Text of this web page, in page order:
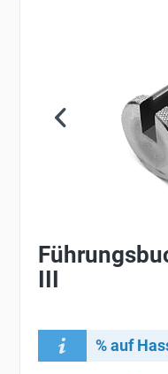
III
% auf